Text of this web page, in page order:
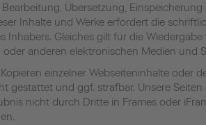
Übersetzung, Einspeicherung
Inhalte und Werke erfordert die
Inhabers. Gleiches gilt für die
anderen elektronischen Medien und
einzelner Webseiteninhalte oder
gestattet und ggf. strafbar. Unsere
nicht durch Dritte in Frames oder